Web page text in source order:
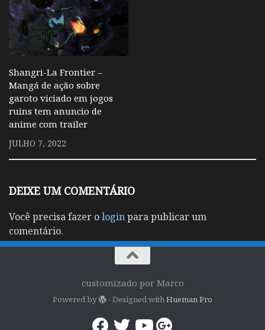
Shangri-La Frontier –
Mangá de ação sobre
garoto viciado em jogos
ruins tem anuncio de
anime com trailer
JULHO 7, 2022
DEIXE UM COMENTÁRIO
Você precisa fazer ologinpara publicar um
comentário.
customizado por Marco
Powered by - Designed withHueman Pro